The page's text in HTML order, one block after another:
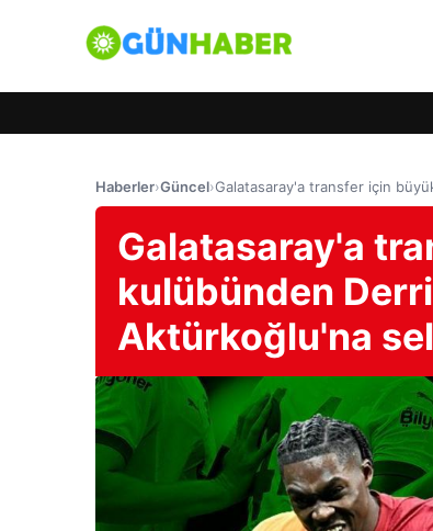
Haberler›Güncel›Galatasaray'a transfer için
Galatasaray'a
kulübünden
Aktürkoğlu'na